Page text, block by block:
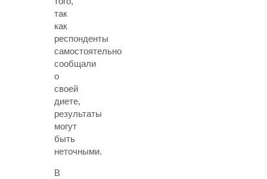
так
как
респонденты
самостоятельно
сообщали
о
своей
диете,
результаты
могут
быть
неточными.
В